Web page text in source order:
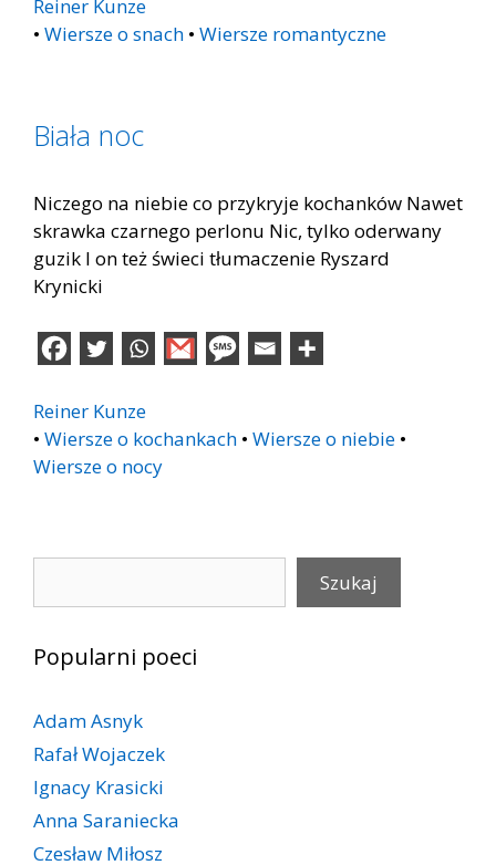
Reiner Kunze
• Wiersze o snach • Wiersze romantyczne
Biała noc
Niczego na niebie co przykryje kochanków Nawet
skrawka czarnego perlonu Nic, tylko oderwany
guzik I on też świeci tłumaczenie Ryszard
Krynicki
Reiner Kunze
• Wiersze o kochankach • Wiersze o niebie •
Wiersze o nocy
Szukaj
Popularni poeci
Adam Asnyk
Rafał Wojaczek
Ignacy Krasicki
Anna Saraniecka
Czesław Miłosz